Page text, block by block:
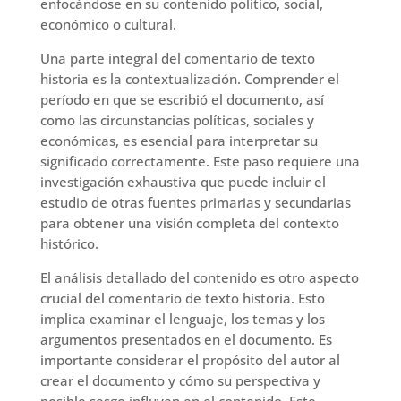
económico o cultural.
Una parte integral del comentario de texto
historia es la contextualización. Comprender el
período en que se escribió el documento, así
como las circunstancias políticas, sociales y
económicas, es esencial para interpretar su
significado correctamente. Este paso requiere una
investigación exhaustiva que puede incluir el
estudio de otras fuentes primarias y secundarias
para obtener una visión completa del contexto
histórico.
El análisis detallado del contenido es otro aspecto
crucial del comentario de texto historia. Esto
implica examinar el lenguaje, los temas y los
argumentos presentados en el documento. Es
importante considerar el propósito del autor al
crear el documento y cómo su perspectiva y